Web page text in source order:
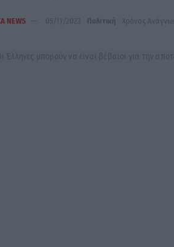
NEWS 05/11/2023 Πολιτική Χρόνος